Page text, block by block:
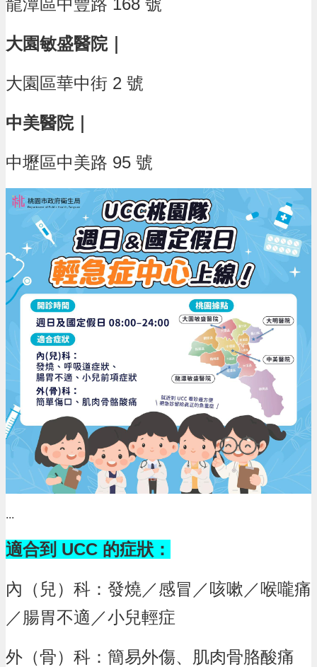
政
政
網
站
料
放
宣
大園敏盛醫院｜
大園區華中街 2 號
中美醫院｜
中壢區中美路 95 號
...
適合到 UCC 的症狀：
內（兒）科：發燒／感冒／咳嗽／喉嚨痛
／腸胃不適／小兒輕症
外（骨）科：簡易外傷、肌肉骨胳酸痛